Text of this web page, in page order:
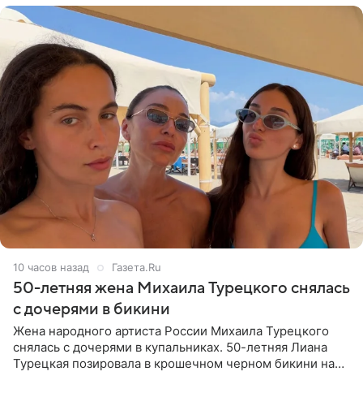
10 часов назад Газета.Ru
50-летняя жена Михаила Турецкого снялась
с дочерями в бикини
Жена народного артиста России Михаила Турецкого
снялась с дочерями в купальниках. 50-летняя Лиана
Турецкая позировала в крошечном черном бикини на